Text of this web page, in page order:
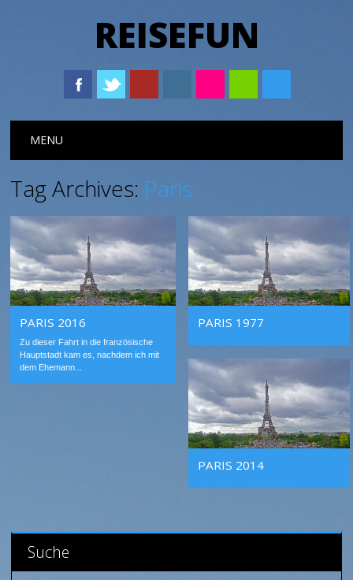
REISEFUN
Main menu
MENU
Tag Archives: Paris
PARIS 2016
Zu dieser Fahrt in die französische
Hauptstadt kam es, nachdem ich mit
dem Ehemann...
PARIS 1977
PARIS 2014
Suche